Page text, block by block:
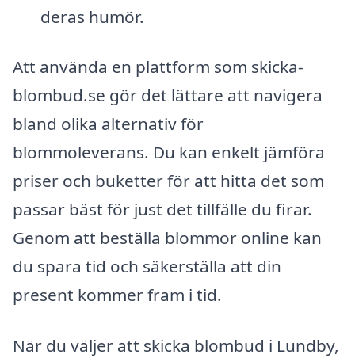
deras humör.
Att använda en plattform som skicka-
blombud.se gör det lättare att navigera
bland olika alternativ för
blommoleverans. Du kan enkelt jämföra
priser och buketter för att hitta det som
passar bäst för just det tillfälle du firar.
Genom att beställa blommor online kan
du spara tid och säkerställa att din
present kommer fram i tid.
När du väljer att skicka blombud i Lundby,